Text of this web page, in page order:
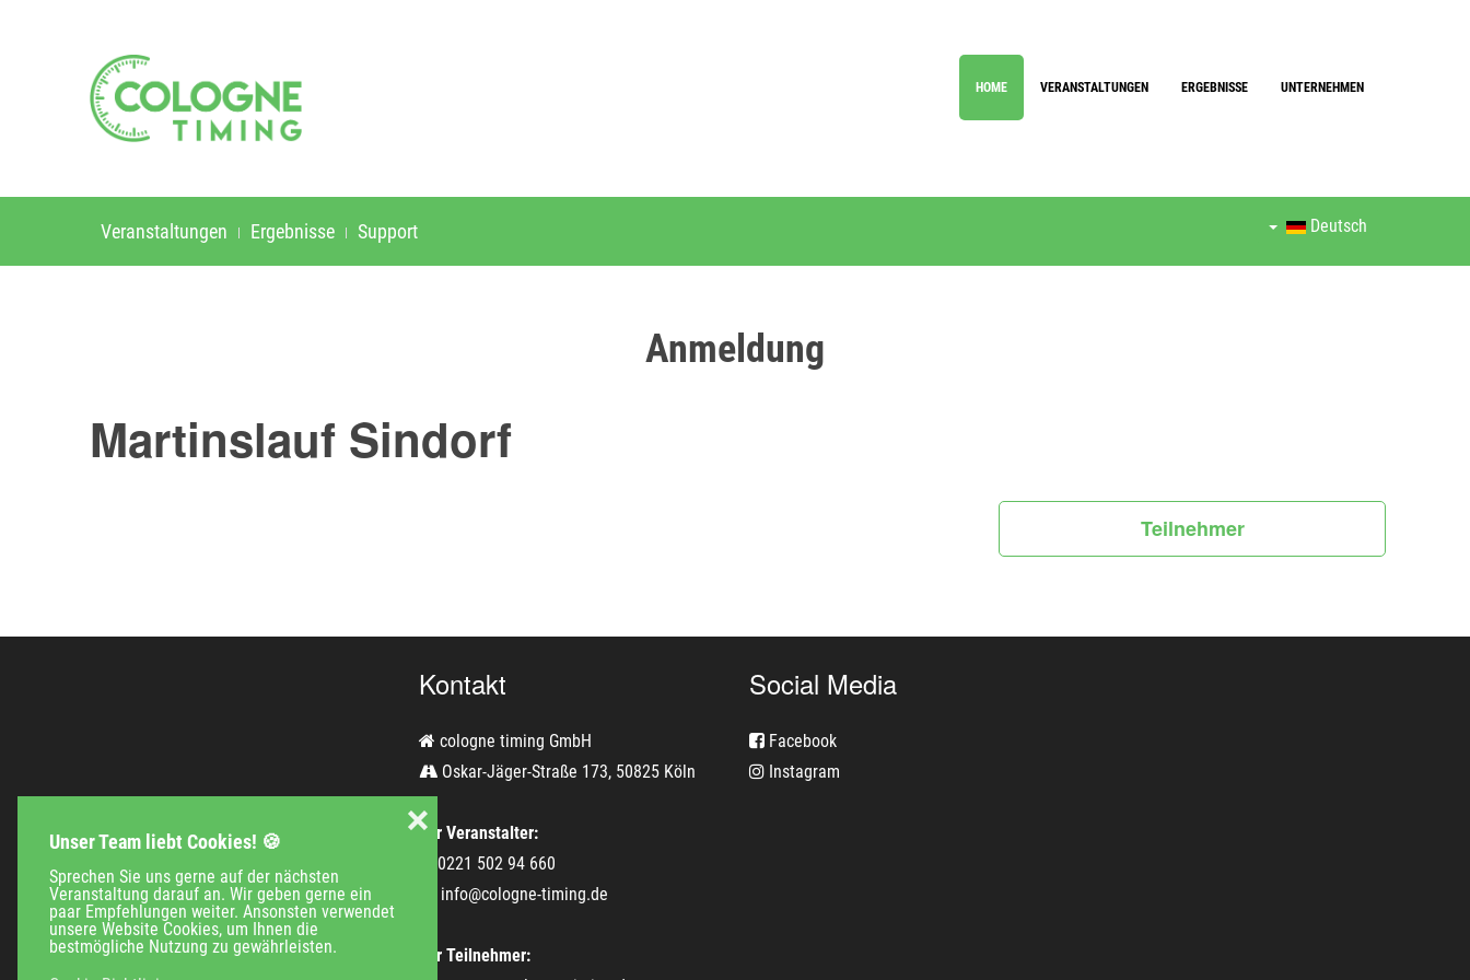
Unser Team liebt Cookies! 🍪
Sprechen Sie uns gerne auf der nächsten
Veranstaltung darauf an. Wir geben gerne ein
paar Empfehlungen weiter. Ansonsten verwendet
unsere Website Cookies, um Ihnen die
bestmögliche Nutzung zu gewährleisten.
❌
HOME VERANSTALTUNGEN ERGEBNISSE UNTERNEHMEN
Veranstaltungen Ergebnisse Support Deutsch
Anmeldung
Martinslauf Sindorf
Teilnehmer
Kontakt
cologne timing GmbH
Oskar-Jäger-Straße 173, 50825 Köln
Für Veranstalter:
0221 502 94 660
info@cologne-timing.de
Für Teilnehmer:
Social Media
Facebook
Instagram